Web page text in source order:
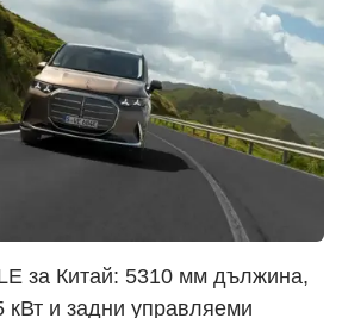
за Китай: 5310 мм дължина,
кВт и задни управляеми